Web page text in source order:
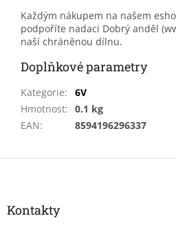
Každým nákupem na našem
podpoříte nadaci Dobrý anděl
naší chráněnou dílnu.
Doplňkové parametry
Kategorie:
6V
Hmotnost: 0.1 kg
EAN: 8594196296337
Z
Kontakty